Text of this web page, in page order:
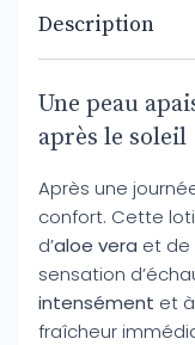
Description
Une peau
après le soleil
Après une
confort. Cette
d’aloe vera et de
sensation
intensément et
fraîcheur